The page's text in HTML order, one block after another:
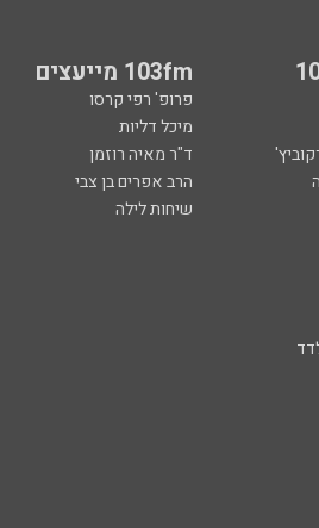
103fm מייעצים
פרופ' רפי קרסו
מיכל דליות
ד"ר מאיה רוזמן
הרב אפרים בן צבי
שיחות לילה